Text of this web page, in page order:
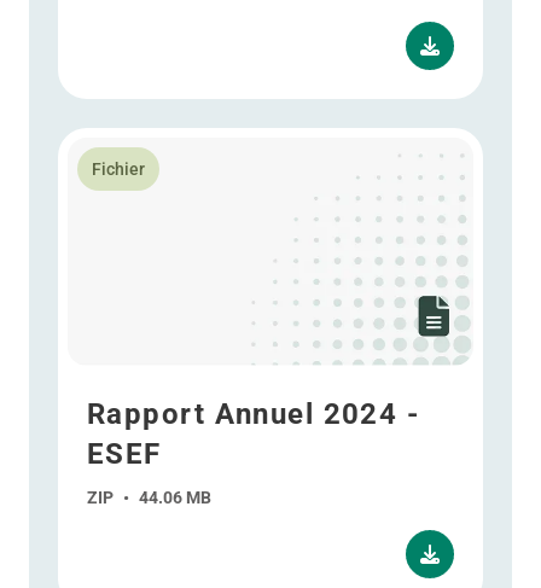
Fichier
Rapport Annuel 2024 -
ESEF
ZIP • 44.06 MB
En savoir plus Rapport Annuel 2024 - ESEF